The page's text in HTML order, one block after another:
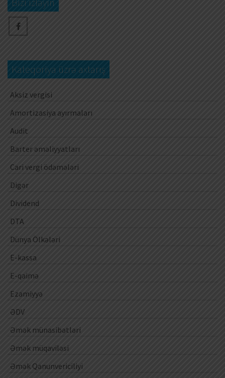
Kateqoriya üzrə axtarış
Aksiz vergisi
Amortizasiya ayırmaları
Audit
Barter əməliyyatları
Cari vergi ödəmələri
Digər
Dividend
DTA
Dünya Ölkələri
E-kassa
E-qaimə
Ezamiyyə
ƏDV
Əmək münasibətləri
Əmək müqaviləsi
Əmək Qanunvericiliyi